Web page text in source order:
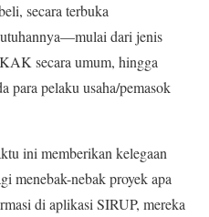
secara terbuka
dari jenis
secara umum, hingga
para pelaku usaha/pemasok
ini memberikan kelegaan
menebak-nebak proyek apa
di aplikasi SIRUP, mereka